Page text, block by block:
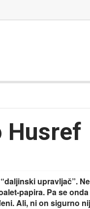
Husref
upravljač”.
papira. Pa se
Ali, ni on sigurno